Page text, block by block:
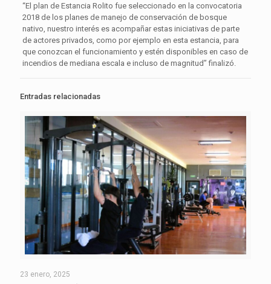
“El plan de Estancia Rolito fue seleccionado en la convocatoria
2018 de los planes de manejo de conservación de bosque
nativo, nuestro interés es acompañar estas iniciativas de parte
de actores privados, como por ejemplo en esta estancia, para
que conozcan el funcionamiento y estén disponibles en caso de
incendios de mediana escala e incluso de magnitud” finalizó.
Entradas relacionadas
23 enero, 2025